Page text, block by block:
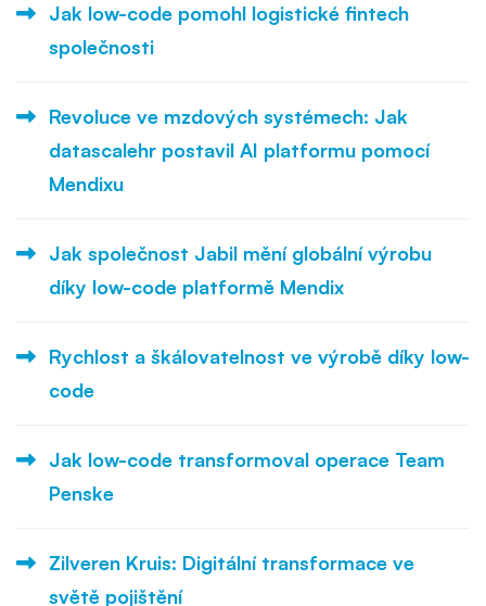
Jak low-code pomohl logistické fintech
společnosti
Revoluce ve mzdových systémech: Jak
datascalehr postavil AI platformu pomocí
Mendixu
Jak společnost Jabil mění globální výrobu
díky low-code platformě Mendix
Rychlost a škálovatelnost ve výrobě díky low-
code
Jak low-code transformoval operace Team
Penske
Zilveren Kruis: Digitální transformace ve
světě pojištění